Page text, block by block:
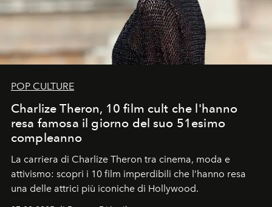
POP CULTURE
Charlize Theron, 10 film cult che l'hanno
resa famosa il giorno del suo 51esimo
compleanno
La carriera di Charlize Theron tra cinema, moda e
attivismo: scopri i 10 film imperdibili che l’hanno resa
una delle attrici più iconiche di Hollywood.